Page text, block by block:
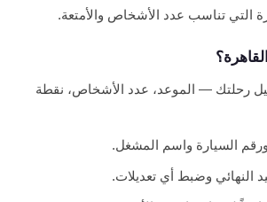
رحلتك — الموعد، عدد الأشخاص، نقطة
السيارة واسم المشغل.
النهائي وضبط أي تعديلات.